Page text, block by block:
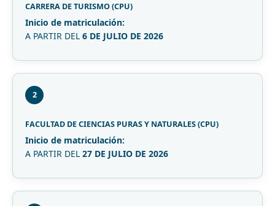
CARRERA DE TURISMO (CPU)
Inicio de matriculación:
A PARTIR DEL 6 DE JULIO DE 2026
2
FACULTAD DE CIENCIAS PURAS Y NATURALES (CPU)
Inicio de matriculación:
A PARTIR DEL 27 DE JULIO DE 2026